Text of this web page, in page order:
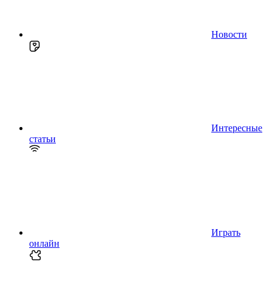
Новости
Интересные
статьи
Играть
онлайн